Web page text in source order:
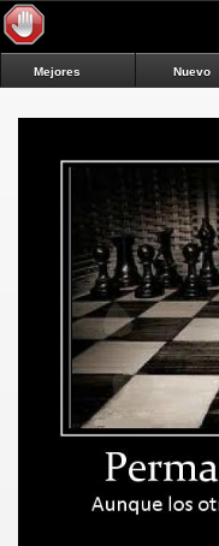
Mejores Nuevo